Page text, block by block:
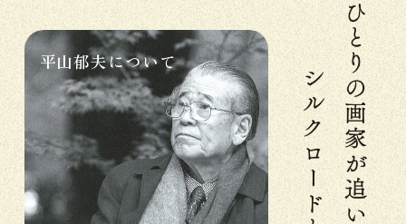
平山郁夫について